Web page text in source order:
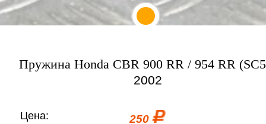
Пружина Honda CBR 900 RR / 954 RR
2002
Цена: 250